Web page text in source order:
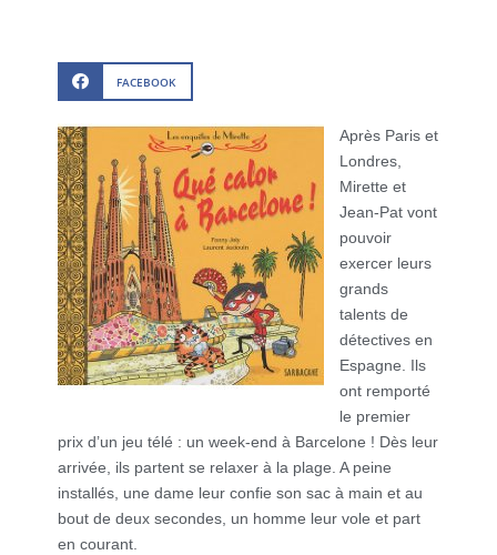
FACEBOOK
Après Paris et
Londres,
Mirette et
Jean-Pat vont
pouvoir
exercer leurs
grands
talents de
détectives en
Espagne. Ils
ont remporté
le premier
prix d’un jeu télé : un week-end à Barcelone ! Dès leur
arrivée, ils partent se relaxer à la plage. A peine
installés, une dame leur confie son sac à main et au
bout de deux secondes, un homme leur vole et part
en courant.